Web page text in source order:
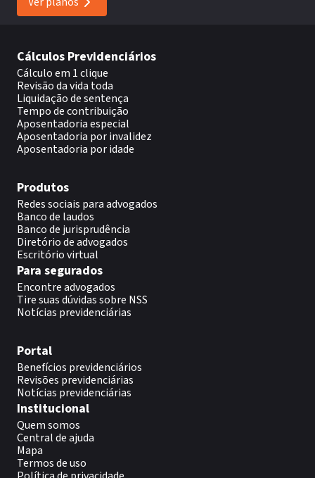
Cálculos Previdenciários
Cálculo em 1 clique
Revisão da vida toda
Liquidação de sentença
Tempo de contribuição
Aposentadoria especial
Aposentadoria por invalidez
Aposentadoria por idade
Produtos
Redes sociais para advogados
Banco de laudos
Banco de jurisprudência
Diretório de advogados
Escritório virtual
Para segurados
Encontre advogados
Tire suas dúvidas sobre NSS
Notícias previdenciárias
Portal
Benefícios previdenciários
Revisões previdenciárias
Notícias previdenciárias
Institucional
Quem somos
Central de ajuda
Mapa
Termos de uso